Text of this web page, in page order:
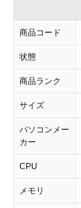
商品コード
状態
商品ランク
サイズ
パソコンメー
カー
CPU
メモリ